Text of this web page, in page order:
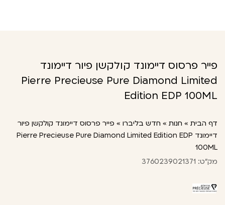
פייר פרסוס דיימונד קולקשן פיור דיימונד
Pierre Precieuse Pure Diamond Limited
Edition EDP 100ML
דף הבית » חנות » חדש בליברו » פייר פרסוס דיימונד קולקשן פיור
דיימונד Pierre Precieuse Pure Diamond Limited Edition EDP
100ML
מק"ט: 3760239021371